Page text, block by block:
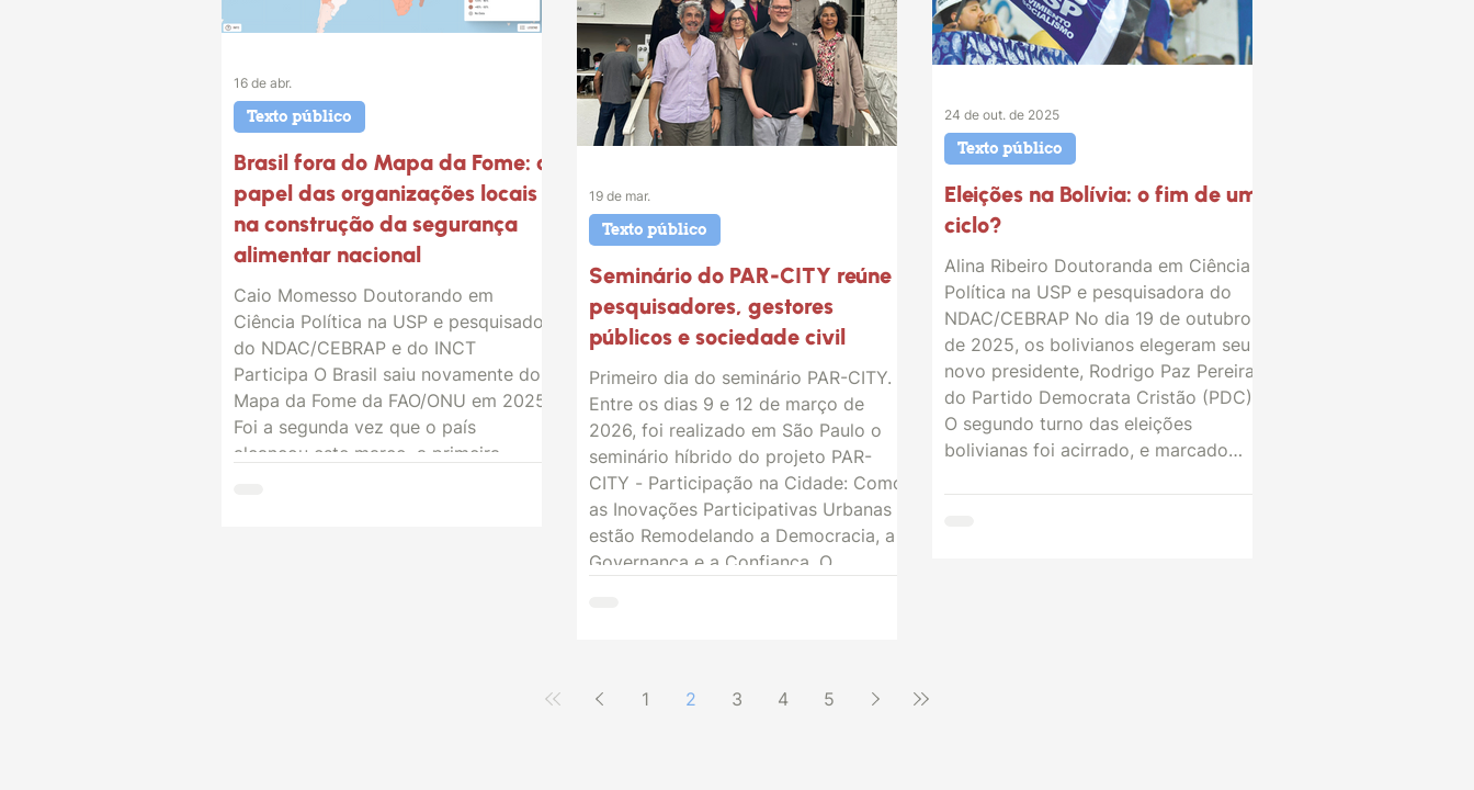
Brasil fora do Mapa da Fome: o
papel das organizações locais
na construção da segurança
alimentar nacional
Caio Momesso Doutorando em
Ciência Política na USP e pesquisador
do NDAC/CEBRAP e do INCT
Participa O Brasil saiu novamente do
Mapa da Fome da FAO/ONU em 2025.
Foi a segunda vez que o país
alcançou este marco, a primeira
Texto público
16 de abr.
Seminário do PAR-CITY reúne
pesquisadores, gestores
públicos e sociedade civil
Primeiro dia do seminário PAR-CITY.
Entre os dias 9 e 12 de março de
2026, foi realizado em São Paulo o
seminário híbrido do projeto PAR-
CITY - Participação na Cidade: Como
as Inovações Participativas Urbanas
estão Remodelando a Democracia, a
Governança e a Confiança. O
desafios e as potencialidades de
Texto público
19 de mar.
Eleições na Bolívia: o fim de um
ciclo?
Alina Ribeiro Doutoranda em Ciência
Política na USP e pesquisadora do
NDAC/CEBRAP No dia 19 de outubro
de 2025, os bolivianos elegeram seu
novo presidente, Rodrigo Paz Pereira,
do Partido Democrata Cristão (PDC).
O segundo turno das eleições
bolivianas foi acirrado, e marcado
Texto público
24 de out. de 2025
1 2 3 4 5